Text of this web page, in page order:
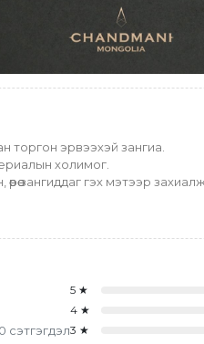
торгон эрвээхэй зангиа.
холимог.
зангиддаг гэх мэтээр
0 сэтгэгдэл
5 ★
4 ★
3 ★